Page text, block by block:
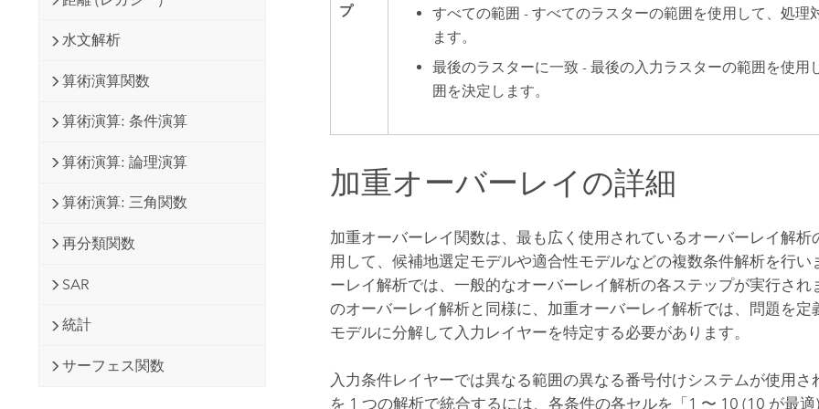
水文解析
算術演算関数
算術演算: 条件演算
算術演算: 論理演算
算術演算: 三角関数
再分類関数
SAR
統計
サーフェス関数
プ
すべての範囲 - すべてのラスターの範囲を使用して、処理
ます。
最後のラスターに一致 - 最後の入力ラスターの範囲を使用
囲を決定します。
加重オーバーレイの詳細
加重オーバーレイ関数は、最も広く使用されているオーバーレイ解析
用して、候補地選定モデルや適合性モデルなどの複数条件解析を行い
ーレイ解析では、一般的なオーバーレイ解析の各ステップが実行され
のオーバーレイ解析と同様に、加重オーバーレイ解析では、問題を定
モデルに分解して入力レイヤーを特定する必要があります。
入力条件レイヤーでは異なる範囲の異なる番号付けシステムが使用さ
を 1 つの解析で統合するには、各条件の各セルを「1 〜 10 (10 が最